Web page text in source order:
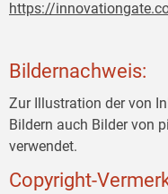
https://
Bildernachweis:
Zur Illustration der von
Bildern auch Bilder von
verwendet.
Copyright-